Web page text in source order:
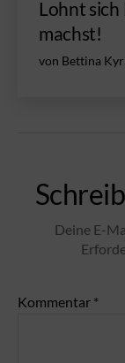
Lohnt sich
machst!
von Bettina
Deine E-
Kommentar *